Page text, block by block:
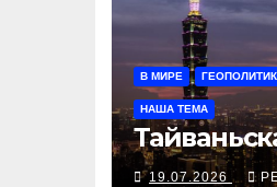
В МИРЕ
НАША ТЕМА
19.07.2026